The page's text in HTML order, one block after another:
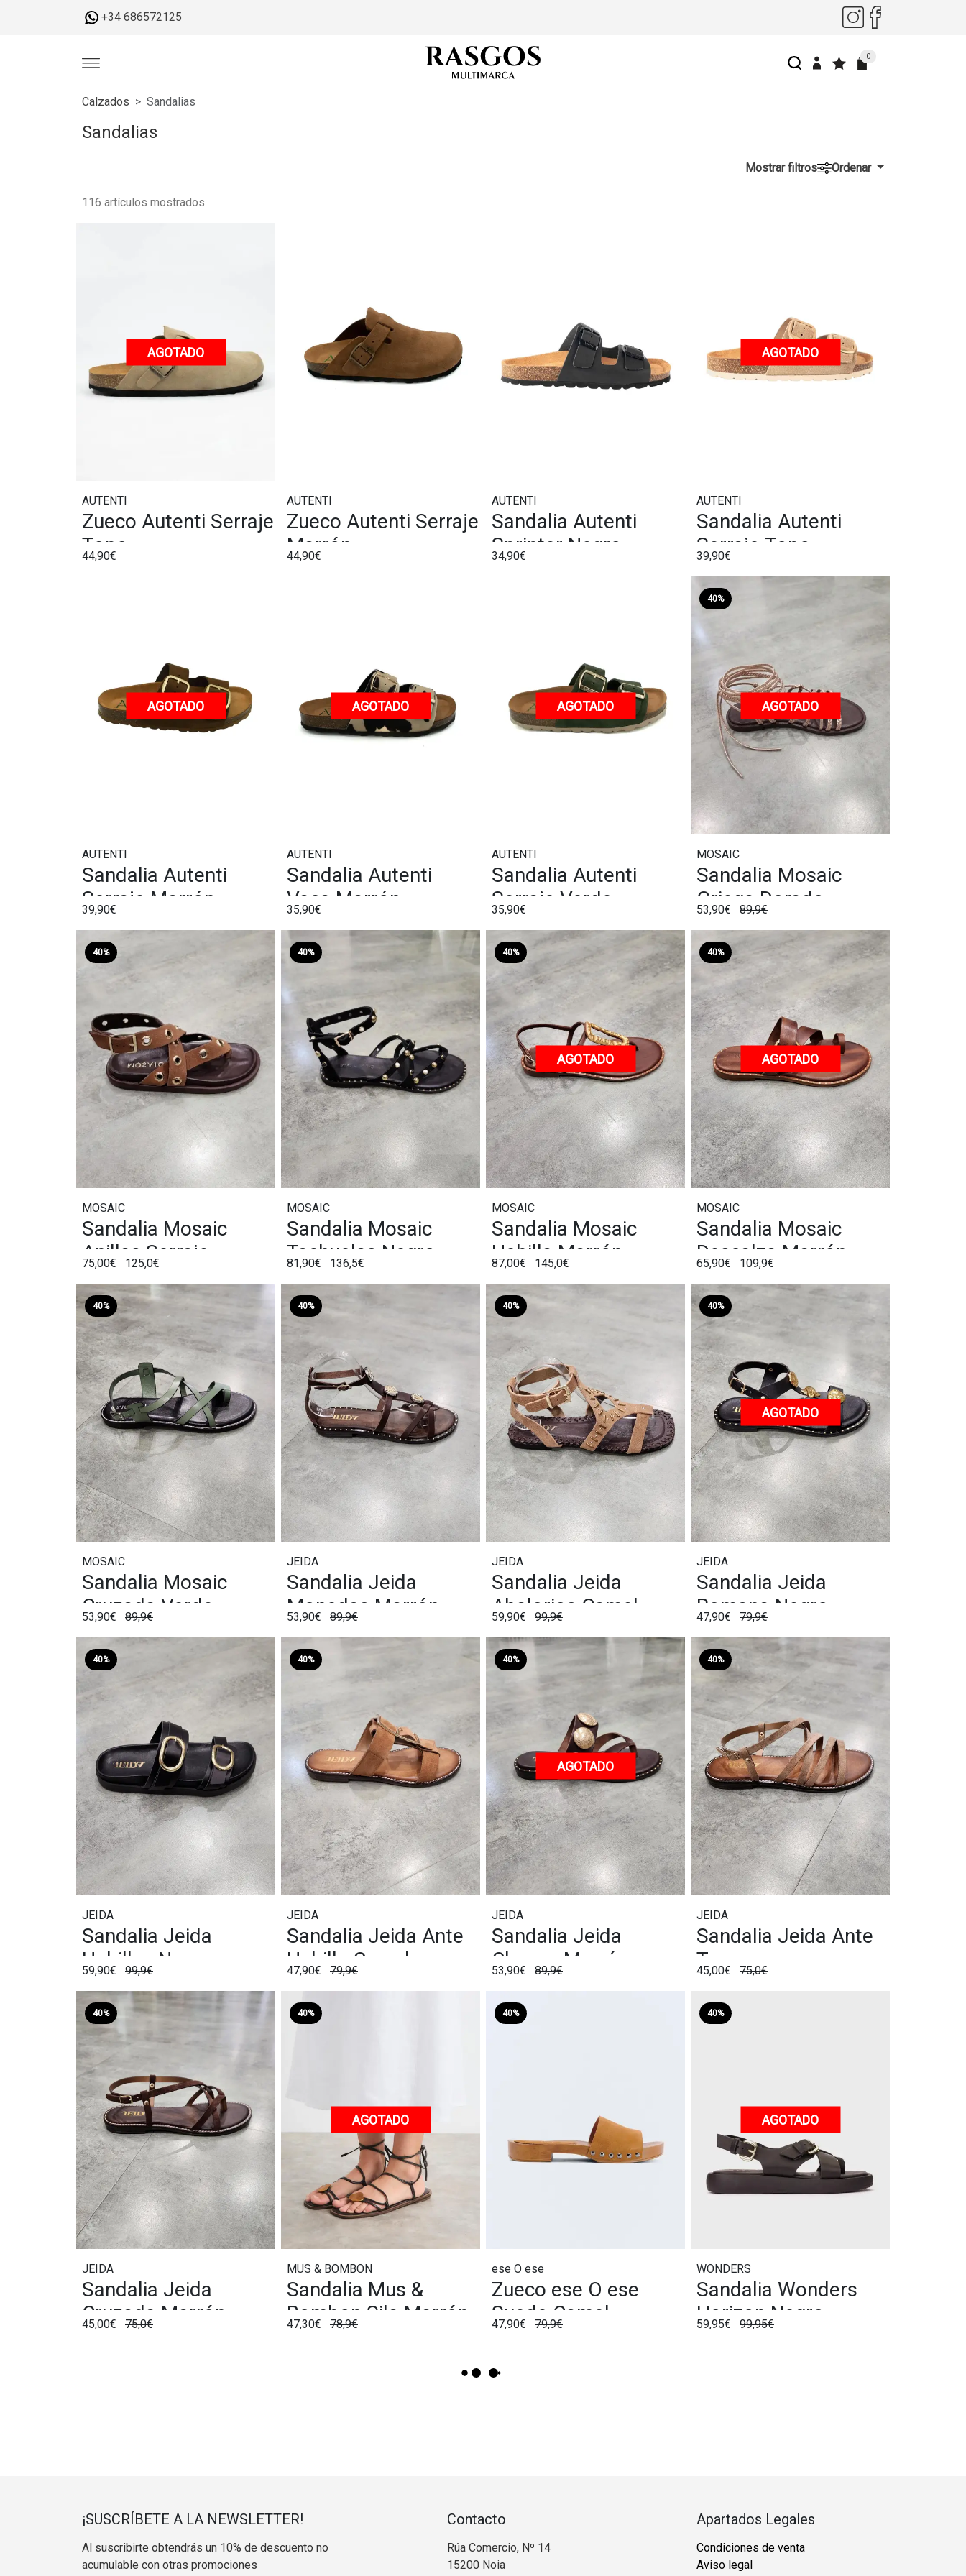
+34 686572125
0
Calzados Sandalias
Sandalias
Mostrar filtros Ordenar
116 artículos mostrados
AGOTADO
AUTENTI
Zueco Autenti Serraje
Topo
44,90€
AUTENTI
Zueco Autenti Serraje
Marrón
44,90€
AUTENTI
Sandalia Autenti
Sprinter Negro
34,90€
AGOTADO
AUTENTI
Sandalia Autenti
Serraje Topo
39,90€
AGOTADO
AUTENTI
Sandalia Autenti
Serraje Marrón
39,90€
AGOTADO
AUTENTI
Sandalia Autenti
Vaca Marrón
35,90€
AGOTADO
AUTENTI
Sandalia Autenti
Serraje Verde
35,90€
40%
AGOTADO
MOSAIC
Sandalia Mosaic
Griega Dorado
53,90€ 89,9€
40%
MOSAIC
Sandalia Mosaic
Anillas Serraje
Marrón
75,00€ 125,0€
40%
MOSAIC
Sandalia Mosaic
Tachuelas Negro
81,90€ 136,5€
40%
AGOTADO
MOSAIC
Sandalia Mosaic
Hebilla Marrón
87,00€ 145,0€
40%
AGOTADO
MOSAIC
Sandalia Mosaic
Descalza Marrón
65,90€ 109,9€
40%
MOSAIC
Sandalia Mosaic
Cruzada Verde
53,90€ 89,9€
40%
JEIDA
Sandalia Jeida
Monedas Marrón
53,90€ 89,9€
40%
JEIDA
Sandalia Jeida
Abalorios Camel
59,90€ 99,9€
40%
AGOTADO
JEIDA
Sandalia Jeida
Romana Negro
47,90€ 79,9€
40%
JEIDA
Sandalia Jeida
Hebillas Negro
59,90€ 99,9€
40%
JEIDA
Sandalia Jeida Ante
Hebilla Camel
47,90€ 79,9€
40%
AGOTADO
JEIDA
Sandalia Jeida
Chapas Marrón
53,90€ 89,9€
40%
JEIDA
Sandalia Jeida Ante
Topo
45,00€ 75,0€
40%
JEIDA
Sandalia Jeida
Cruzada Marrón
45,00€ 75,0€
40%
AGOTADO
MUS & BOMBON
Sandalia Mus &
Bombon Sila Marrón
47,30€ 78,9€
40%
ese O ese
Zueco ese O ese
Suede Camel
47,90€ 79,9€
40%
AGOTADO
WONDERS
Sandalia Wonders
Horizon Negro
59,95€ 99,95€
¡SUSCRÍBETE A LA NEWSLETTER!
Al suscribirte obtendrás un 10% de descuento no
acumulable con otras promociones
Contacto
Rúa Comercio, Nº 14
15200 Noia
Apartados Legales
Condiciones de venta
Aviso legal